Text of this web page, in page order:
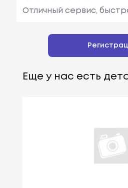
Отличный сервис,
Еще у нас есть